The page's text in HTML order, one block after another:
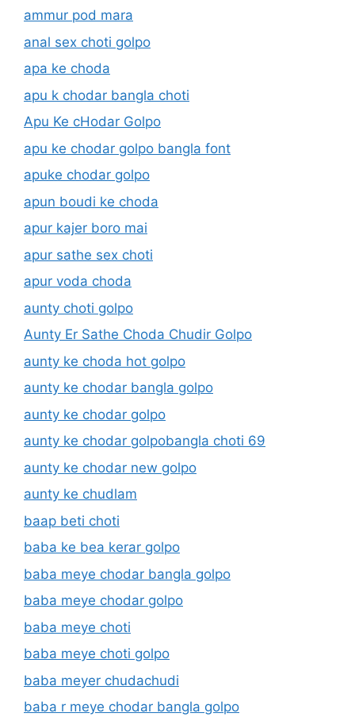
ammur pod mara
anal sex choti golpo
apa ke choda
apu k chodar bangla choti
Apu Ke cHodar Golpo
apu ke chodar golpo bangla font
apuke chodar golpo
apun boudi ke choda
apur kajer boro mai
apur sathe sex choti
apur voda choda
aunty choti golpo
Aunty Er Sathe Choda Chudir Golpo
aunty ke choda hot golpo
aunty ke chodar bangla golpo
aunty ke chodar golpo
aunty ke chodar golpobangla choti 69
aunty ke chodar new golpo
aunty ke chudlam
baap beti choti
baba ke bea kerar golpo
baba meye chodar bangla golpo
baba meye chodar golpo
baba meye choti
baba meye choti golpo
baba meyer chudachudi
baba r meye chodar bangla golpo